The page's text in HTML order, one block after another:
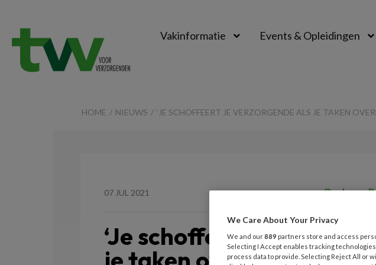
Vakinformatie Events & Opleidingen
HOME NIEUWS ‘JE SCHOFFEERT JE VERZORGENDE ALS JE TAKEN
07 JUL 2021 Opslaan
‘Je schoffeert je
We Care About Your Privacy
We and our889 partners store and access
Selecting I Accept enables tracking
process data to provide. Selecting Reject All or